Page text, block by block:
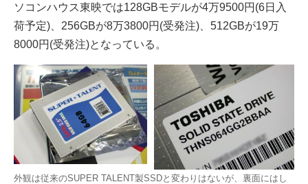
ソコンハウス東映では128GBモデルが4万9500円(6日入
荷予定)、256GBが8万3800円(受発注)、512GBが19万
8000円(受発注)となっている。
外観は従来のSUPER TALENT製SSDと変わりはないが、裏面にはし